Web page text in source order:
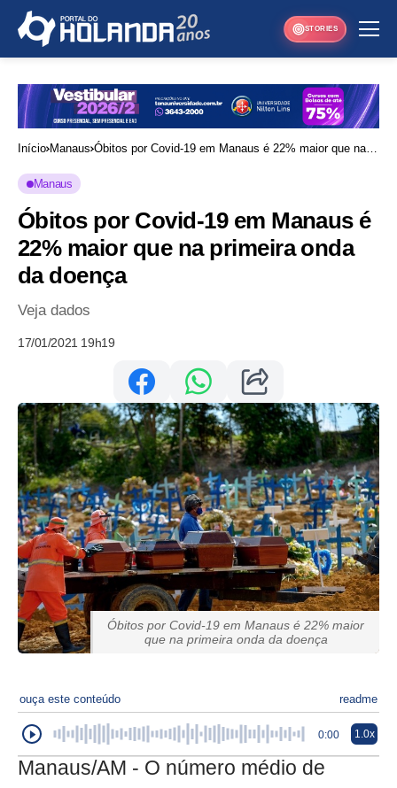
STORIES
Início Manaus Óbitos por Covid-19 em Manaus é 22% maior que na
Manaus
Óbitos por Covid-19 em Manaus é
22% maior que na primeira onda
da doença
Veja dados
17/01/2021 19h19
Óbitos por Covid-19 em Manaus é 22% maior
que na primeira onda da doença
ouça este conteúdo readme
0:00 1.0x
Manaus/AM - O número médio de